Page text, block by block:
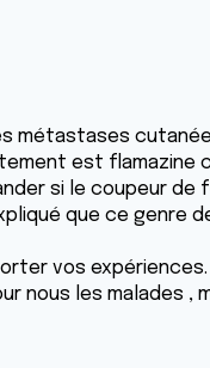
métastases
est flamazine
si le coupeur
que ce genre
vos expériences.
nous les malades ,